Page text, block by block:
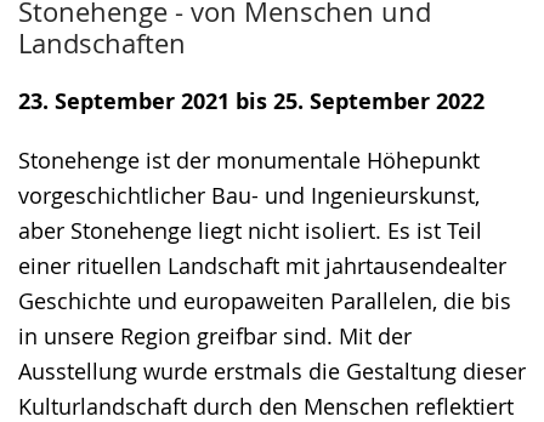
Stonehenge - von Menschen und
Landschaften
Leichten
Sprache
wechseln.
Audio-
Unterstützung.
Video
in
Deutscher
wird
angezeigt.
23. September 2021 bis 25. September 2022
Stonehenge ist der monumentale Höhepunkt
vorgeschichtlicher Bau- und Ingenieurskunst,
aber Stonehenge liegt nicht isoliert. Es ist Teil
einer rituellen Landschaft mit jahrtausendealter
Geschichte und europaweiten Parallelen, die bis
in unsere Region greifbar sind. Mit der
Ausstellung wurde erstmals die Gestaltung dieser
Kulturlandschaft durch den Menschen reflektiert